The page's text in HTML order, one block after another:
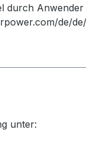
durch
de/
unter: